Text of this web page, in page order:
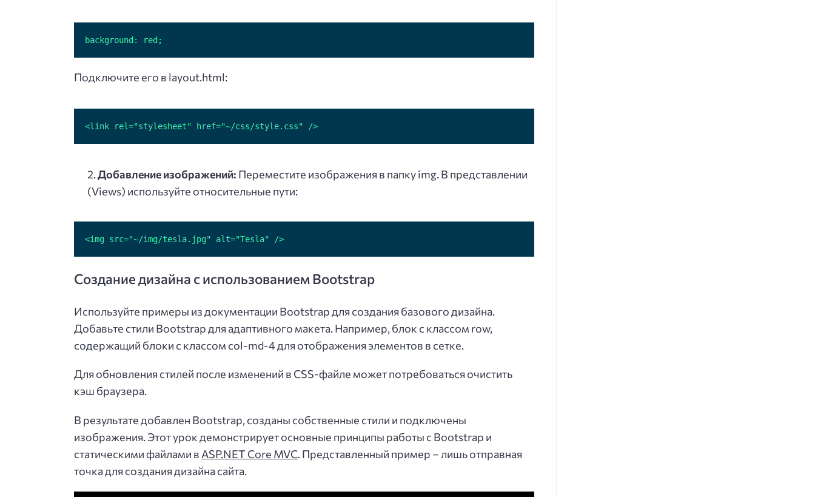
background: red;
Подключите его в layout.html:
<link rel="stylesheet" href="~/css/style.css" />
Добавление изображений: Переместите изображения в папку img. В представлении
(Views) используйте относительные пути:
<img src="~/img/tesla.jpg" alt="Tesla" />
Создание дизайна с использованием Bootstrap
Используйте примеры из документации Bootstrap для создания базового дизайна.
Добавьте стили Bootstrap для адаптивного макета. Например, блок с классом row,
содержащий блоки с классом col-md-4 для отображения элементов в сетке.
Для обновления стилей после изменений в CSS-файле может потребоваться очистить
кэш браузера.
В результате добавлен Bootstrap, созданы собственные стили и подключены
изображения. Этот урок демонстрирует основные принципы работы с Bootstrap и
статическими файлами в ASP.NET Core MVC. Представленный пример – лишь отправная
точка для создания дизайна сайта.